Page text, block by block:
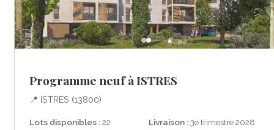
Programme neuf à ISTRES
📍 ISTRES (13800)
Lots disponibles :22 Livraison :3e trimestre 2028